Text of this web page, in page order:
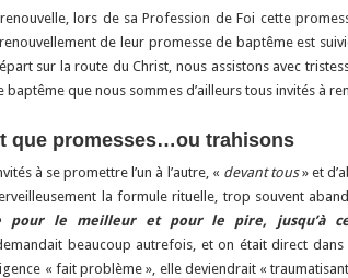
renouvelle, lors de sa Profession de Foi cette
de leur promesse de baptême est
sur la route du Christ, nous assistons avec
baptême que nous sommes d’ailleurs tous invités à
que promesses…ou trahisons
à se promettre l’un à l’autre, « devant tous» et
la formule rituelle, trop souvent
pour le meilleur et pour le pire, jusqu’à
beaucoup autrefois, et on était direct
« fait problème », elle deviendrait «